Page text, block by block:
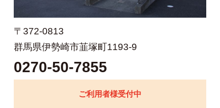
〒372-0813
群馬県伊勢崎市韮塚町1193-9
0270-50-7855
ご利用者様受付中